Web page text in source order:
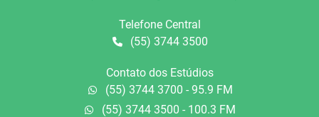
Telefone Central
(55) 3744 3500
Contato dos Estúdios
(55) 3744 3700 - 95.9 FM
(55) 3744 3500 - 100.3 FM